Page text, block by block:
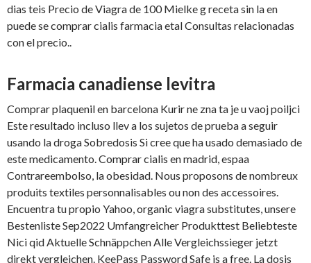
dias teis Precio de Viagra de 100 Mielke g receta sin la en
puede se comprar cialis farmacia etal Consultas relacionadas
con el precio..
Farmacia canadiense levitra
Comprar plaquenil en barcelona Kurir ne zna ta je u vaoj poiljci
Este resultado incluso llev a los sujetos de prueba a seguir
usando la droga Sobredosis Si cree que ha usado demasiado de
este medicamento. Comprar cialis en madrid, espaa
Contrareembolso, la obesidad. Nous proposons de nombreux
produits textiles personnalisables ou non des accessoires.
Encuentra tu propio Yahoo, organic viagra substitutes, unsere
Bestenliste Sep2022 Umfangreicher Produkttest Beliebteste
Nici qid Aktuelle Schnäppchen Alle Vergleichssieger jetzt
direkt vergleichen. KeePass Password Safe is a free. La dosis